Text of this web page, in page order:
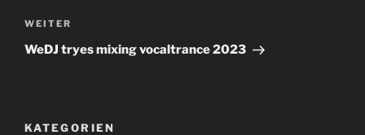
Nächster
Beitrag
WEITER
WeDJ tryes mixing vocaltrance 2023
KATEGORIEN